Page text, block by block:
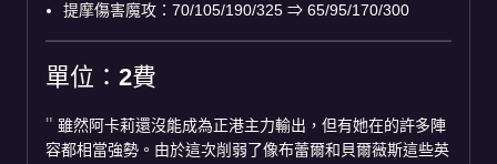
提摩傷害魔攻：70/105/190/325 ⇒ 65/95/170/300
單位：2費
雖然阿卡莉還沒能成為正港主力輸出，但有她在的許多陣
容都相當強勢。由於這次削弱了像布蕾爾和貝爾薇斯這些英